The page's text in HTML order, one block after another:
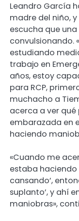
Leandro García
madre del niño,
escucha que
convulsionando.
estudiando
trabajo en
años, estoy
para RCP,
muchacho a
acerca a ver
embarazada en
haciendo
«Cuando me
estaba haciendo
cansando’,
suplanto’, y ahí
maniobras»,